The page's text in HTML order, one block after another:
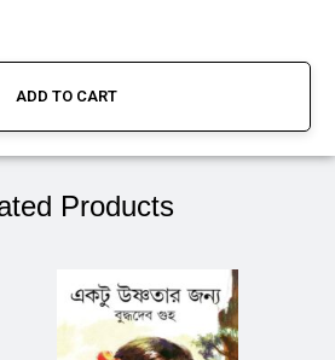
ADD TO CART
Products